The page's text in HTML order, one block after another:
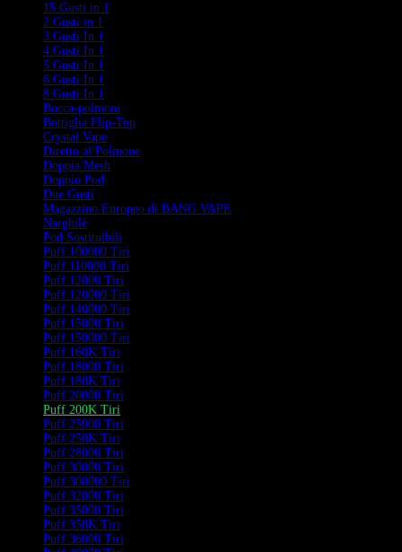
15 Gusti in 1
2 Gusti in 1
3 Gusti In 1
4 Gusti In 1
5 Gusti In 1
6 Gusti In 1
8 Gusti In 1
Bocca-polmoni
Bottiglia Flip-Top
Crystal Vape
Diretto al Polmone
Doppia Mesh
Doppio Pod
Due Gusti
Magazzino Europeo di BANG VAPE
Narghilè
Pod Sostituibili
Puff 100000 Tiri
Puff 110000 Tiri
Puff 12000 Tiri
Puff 120000 Tiri
Puff 140000 Tiri
Puff 15000 Tiri
Puff 150000 Tiri
Puff 160K Tiri
Puff 18000 Tiri
Puff 180K Tiri
Puff 20000 Tiri
Puff 200K Tiri
Puff 25000 Tiri
Puff 250K Tiri
Puff 28000 Tiri
Puff 30000 Tiri
Puff 300000 Tiri
Puff 32000 Tiri
Puff 35000 Tiri
Puff 350K Tiri
Puff 36000 Tiri